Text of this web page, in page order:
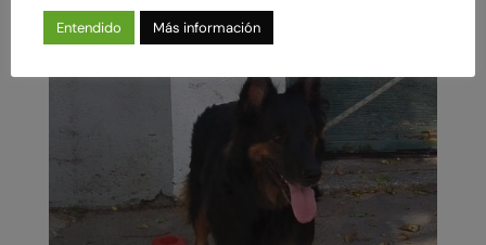
Entendido Más información